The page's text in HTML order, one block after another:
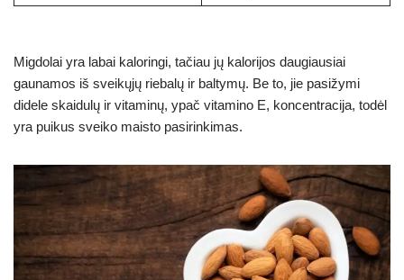
Migdolai yra labai kaloringi, tačiau jų kalorijos daugiausiai
gaunamos iš sveikųjų riebalų ir baltymų. Be to, jie pasižymi
didele skaidulų ir vitaminų, ypač vitamino E, koncentracija, todėl
yra puikus sveiko maisto pasirinkimas.